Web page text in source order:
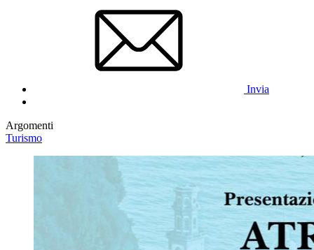
Invia
Argomenti
Turismo